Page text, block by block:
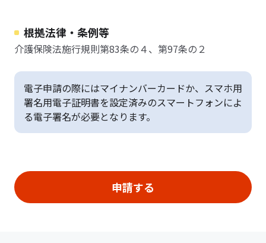
根拠法律・条例等
介護保険法施行規則第83条の４、第97条の２
電子申請の際にはマイナンバーカードか、スマホ用
署名用電子証明書を設定済みのスマートフォンによ
る電子署名が必要となります。